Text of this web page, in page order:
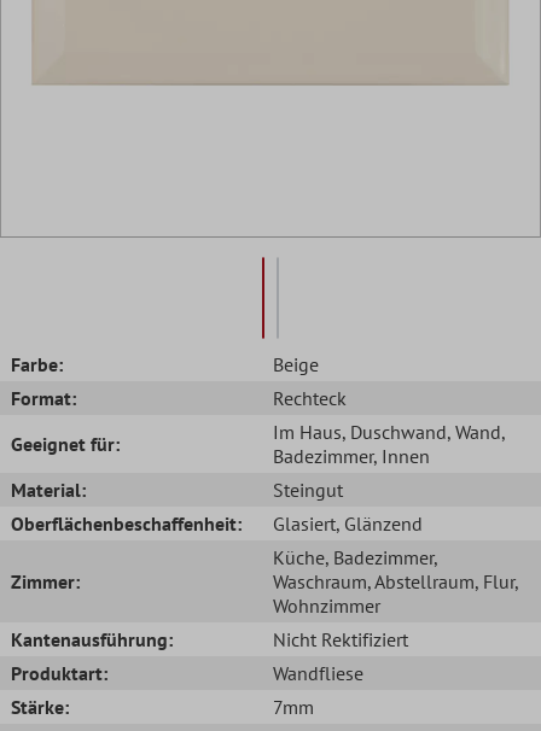
Farbe:
Beige
Format:
Rechteck
Geeignet für:
Im Haus, Duschwand, Wand,
Badezimmer, Innen
Material:
Steingut
Oberflächenbeschaffenheit:
Glasiert, Glänzend
Zimmer:
Küche, Badezimmer,
Waschraum, Abstellraum, Flur,
Wohnzimmer
Kantenausführung:
Nicht Rektifiziert
Produktart:
Wandfliese
Stärke:
7mm